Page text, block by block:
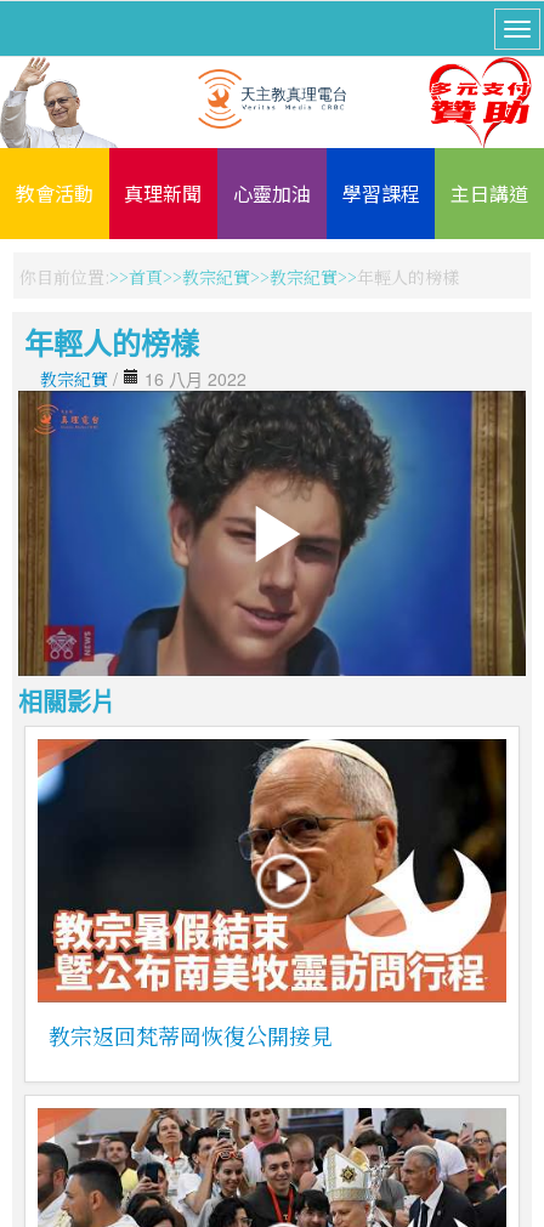
教會活動 真理新聞 心靈加油 學習課程 主日講道
你目前位置: 首頁 教宗紀實 教宗紀實 年輕人的榜樣
年輕人的榜樣
教宗紀實 / 16 八月 2022
相關影片
教宗返回梵蒂岡恢復公開接見